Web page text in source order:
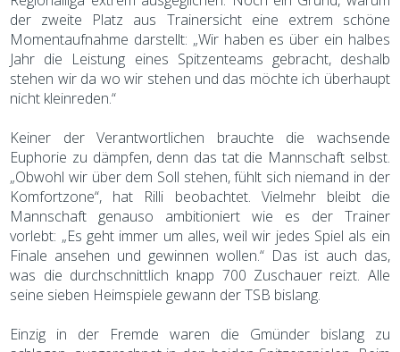
der zweite Platz aus Trainersicht eine extrem schöne
Momentaufnahme darstellt: „Wir haben es über ein halbes
Jahr die Leistung eines Spitzenteams gebracht, deshalb
stehen wir da wo wir stehen und das möchte ich überhaupt
nicht kleinreden.“
Keiner der Verantwortlichen brauchte die wachsende
Euphorie zu dämpfen, denn das tat die Mannschaft selbst.
„Obwohl wir über dem Soll stehen, fühlt sich niemand in der
Komfortzone“, hat Rilli beobachtet. Vielmehr bleibt die
Mannschaft genauso ambitioniert wie es der Trainer
vorlebt: „Es geht immer um alles, weil wir jedes Spiel als ein
Finale ansehen und gewinnen wollen.“ Das ist auch das,
was die durchschnittlich knapp 700 Zuschauer reizt. Alle
seine sieben Heimspiele gewann der TSB bislang.
Einzig in der Fremde waren die Gmünder bislang zu